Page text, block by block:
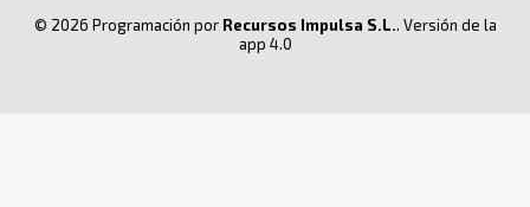
© 2026 Programación por Recursos Impulsa S.L.. Versión de la
app 4.0